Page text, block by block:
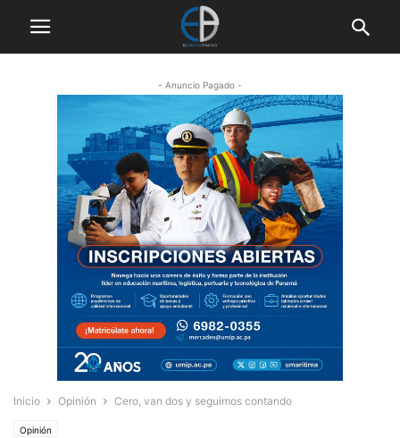
- Anuncio Pagado -
Inicio Opinión Cero, van dos y seguimos contando
Opinión